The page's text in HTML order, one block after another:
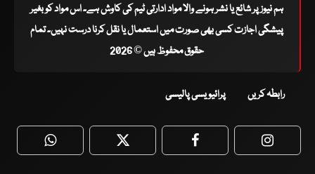
ہم نیوز پر شائع یا نشر ہونے والا مواد ادارتی ٹیم کی کاوش ہے۔ اس مواد کو بغیر
پیشگی اجازت کسی بھی صورت میں استعمال یا نقل کرنا درست نہیں۔ تمام
حقوق محفوظ ہیں © 2026
رابطہ کریں پرائیویسی پالیسی
WhatsApp Twitter Facebook